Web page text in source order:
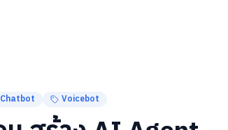
Chatbot Voicebot